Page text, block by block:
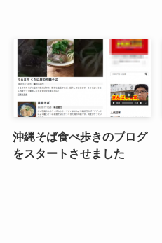
沖縄そば食べ歩きのブログ
をスタートさせました